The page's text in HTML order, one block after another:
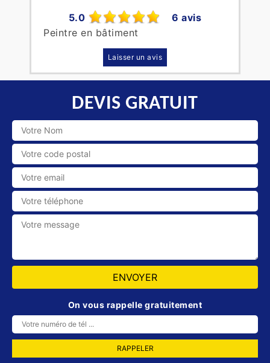
5.0
6 avis
Peintre en bâtiment
Laisser un avis
DEVIS GRATUIT
On vous rappelle gratuitement